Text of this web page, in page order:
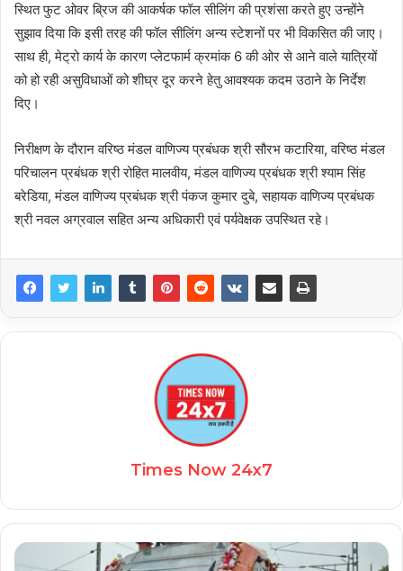
स्थित फुट ओवर ब्रिज की आकर्षक फॉल सीलिंग की प्रशंसा करते हुए उन्होंने
सुझाव दिया कि इसी तरह की फॉल सीलिंग अन्य स्टेशनों पर भी विकसित की जाए।
साथ ही, मेट्रो कार्य के कारण प्लेटफार्म क्रमांक 6 की ओर से आने वाले यात्रियों
को हो रही असुविधाओं को शीघ्र दूर करने हेतु आवश्यक कदम उठाने के निर्देश
दिए।
निरीक्षण के दौरान वरिष्ठ मंडल वाणिज्य प्रबंधक श्री सौरभ कटारिया, वरिष्ठ मंडल
परिचालन प्रबंधक श्री रोहित मालवीय, मंडल वाणिज्य प्रबंधक श्री श्याम सिंह
बरेडिया, मंडल वाणिज्य प्रबंधक श्री पंकज कुमार दुबे, सहायक वाणिज्य प्रबंधक
श्री नवल अग्रवाल सहित अन्य अधिकारी एवं पर्यवेक्षक उपस्थित रहे।
Times Now 24x7